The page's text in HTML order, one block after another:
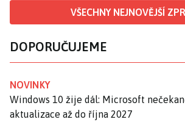
VŠECHNY NEJNOVĚJŠÍ
DOPORUČUJEME
NOVINKY
Windows 10 žije dál: Microsoft
aktualizace až do října 2027